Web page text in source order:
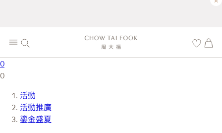
0
0
活動
活動推廣
鎏金盛夏